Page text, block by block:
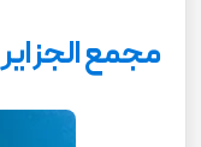
مجمع